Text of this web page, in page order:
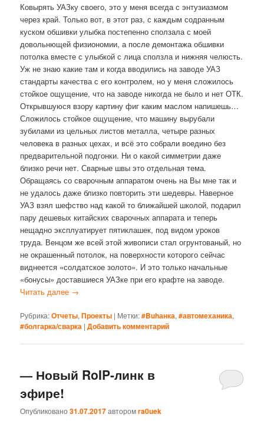
Ковырять УАЗку своего, это у меня всегда с энтузиазмом
через край. Только вот, в этот раз, с каждым содранным
куском обшивки улыбка постепенно сползала с моей
довольнющей физиономии, а после демонтажа обшивки
потолка вместе с улыбкой с лица сползла и нижняя челюсть.
Уж не знаю какие там и когда вводились на заводе УАЗ
стандарты качества с его контролем, но у меня сложилось
стойкое ощущение, что на заводе никогда не было и нет ОТК.
Открывшуюся взору картину фиг каким маслом напишешь…
Сложилось стойкое ощущение, что машину вырубали
зубилами из цельных листов металла, четыре разных
человека в разных цехах, и всё это собрали воедино без
предварительной подгонки. Ни о какой симметрии даже
близко речи нет. Сварные швы это отдельная тема.
Обращаясь со сварочным аппаратом очень на Вы мне так и
не удалось даже близко повторить эти шедевры. Наверное
УАЗ взял шефство над какой то ближайшей школой, подарил
пару дешевых китайских сварочных аппарата и теперь
нещадно эксплуатирует пятиклашек, под видом уроков
труда. Венцом же всей этой живописи стал огрунтованый, но
не окрашенный потолок, на поверхности которого сейчас
виднеется «солдатское золото». И это только начальные
«бонусы» доставшиеся УАЗке при его крафте на заводе.
Читать далее →
Рубрика:Отчеты,Проекты | Метки:#Buhанка,#автомеханика,
#болгарка/сварка |Добавить комментарий
— Новый RoIP-линк в
эфире!
Опубликовано31.07.2017авторомra0uek